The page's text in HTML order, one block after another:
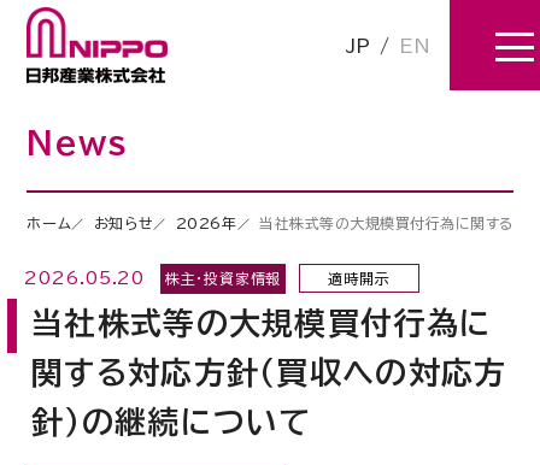
JP / EN
News
ホーム お知らせ 2026年 当社株式等の大規模買付行為に関する対
2026.05.20 株主・投資家情報 適時開示
当社株式等の大規模買付行為に
関する対応方針（買収への対応方
針）の継続について